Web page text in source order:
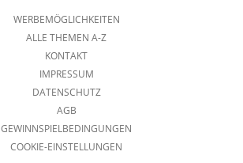
WERBEMÖGLICHKEITEN
ALLE THEMEN A-Z
KONTAKT
IMPRESSUM
DATENSCHUTZ
AGB
GEWINNSPIELBEDINGUNGEN
COOKIE-EINSTELLUNGEN